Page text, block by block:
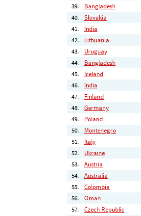
39.
Bangladesh
40.
Slovakia
41.
India
42.
Lithuania
43.
Uruguay
44.
Bangladesh
45.
Iceland
46.
India
47.
Finland
48.
Germany
49.
Poland
50.
Montenegro
51.
Italy
52.
Ukraine
53.
Austria
54.
Australia
55.
Colombia
56.
Oman
57.
Czech Republic